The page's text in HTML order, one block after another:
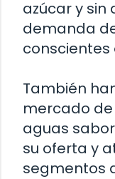
azúcar y sin
demanda
conscientes
También
mercado
aguas
su oferta y
segmentos